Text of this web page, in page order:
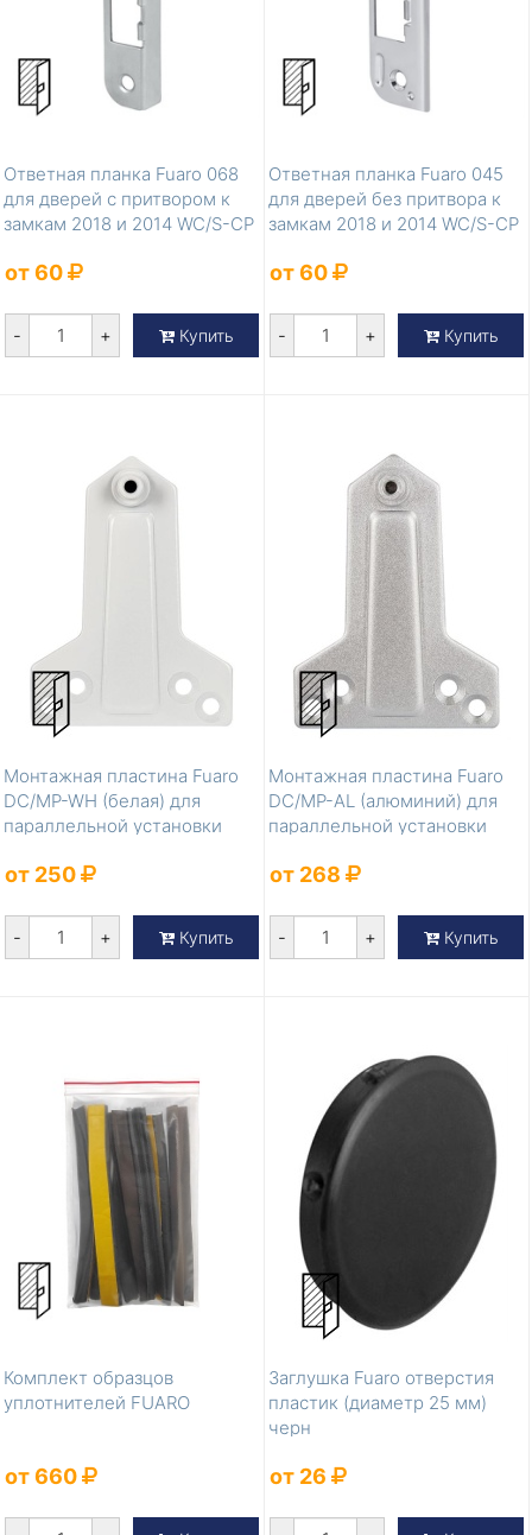
Ответная планка Fuaro 068
для дверей с притвором к
замкам 2018 и 2014 WC/S-CP
от 60
- + Купить
Ответная планка Fuaro 045
для дверей без притвора к
замкам 2018 и 2014 WC/S-CP
от 60
- + Купить
Монтажная пластина Fuaro
DC/MP-WH (белая) для
параллельной установки
от 250
- + Купить
Монтажная пластина Fuaro
DC/MP-AL (алюминий) для
параллельной установки
от 268
- + Купить
Комплект образцов
уплотнителей FUARO
от 660
Заглушка Fuaro отверстия
пластик (диаметр 25 мм)
черн
от 26